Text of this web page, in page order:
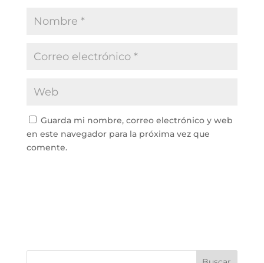
Guarda mi nombre, correo electrónico y web
en este navegador para la próxima vez que
comente.